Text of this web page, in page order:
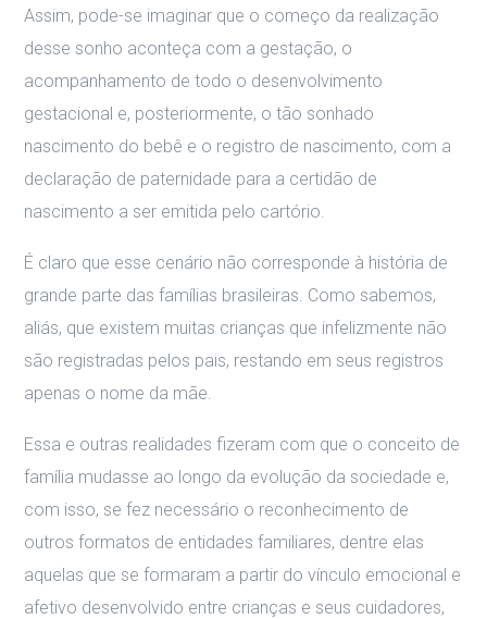
Assim, pode-se imaginar que o começo da realização
desse sonho aconteça com a gestação, o
acompanhamento de todo o desenvolvimento
gestacional e, posteriormente, o tão sonhado
nascimento do bebê e o registro de nascimento, com a
declaração de paternidade para a certidão de
nascimento a ser emitida pelo cartório.
É claro que esse cenário não corresponde à história de
grande parte das famílias brasileiras. Como sabemos,
aliás, que existem muitas crianças que infelizmente não
são registradas pelos pais, restando em seus registros
apenas o nome da mãe.
Essa e outras realidades fizeram com que o conceito de
família mudasse ao longo da evolução da sociedade e,
com isso, se fez necessário o reconhecimento de
outros formatos de entidades familiares, dentre elas
aquelas que se formaram a partir do vínculo emocional e
afetivo desenvolvido entre crianças e seus cuidadores,